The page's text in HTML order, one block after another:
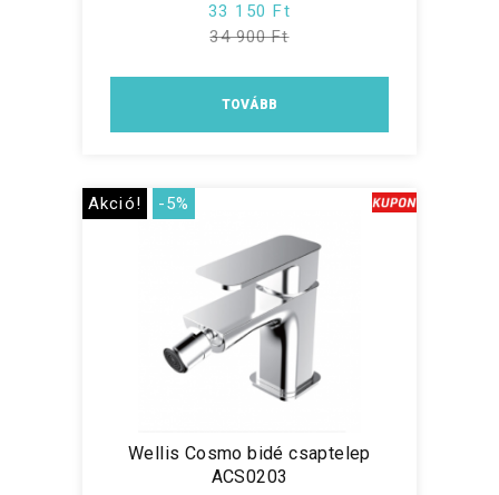
33 150 Ft
34 900 Ft
TOVÁBB
Akció! -5%
Wellis Cosmo bidé csaptelep
ACS0203